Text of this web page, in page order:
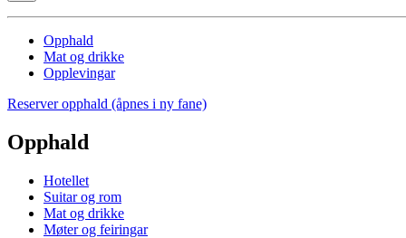
Opphald
Mat og drikke
Opplevingar
Reserver opphald (åpnes i ny fane)
Opphald
Hotellet
Suitar og rom
Mat og drikke
Møter og feiringar